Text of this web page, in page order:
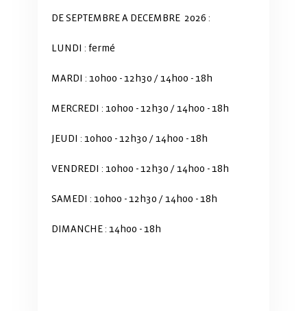
DE SEPTEMBRE A DECEMBRE 2026 :
LUNDI : fermé
MARDI : 10h00 - 12h30 / 14h00 - 18h
MERCREDI : 10h00 - 12h30 / 14h00 - 18h
JEUDI : 10h00 - 12h30 / 14h00 - 18h
VENDREDI : 10h00 - 12h30 / 14h00 - 18h
SAMEDI : 10h00 - 12h30 / 14h00 - 18h
DIMANCHE : 14h00 - 18h